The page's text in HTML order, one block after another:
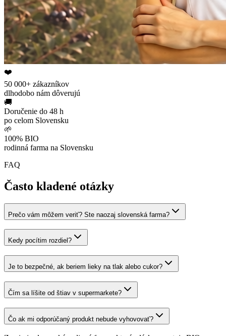
❤️
50 000+ zákazníkov
dlhodobo nám dôverujú
🚚
Doručenie do 48 h
po celom Slovensku
🌱
100% BIO
rodinná farma na Slovensku
FAQ
Často kladené otázky
Prečo vám môžem veriť? Ste naozaj slovenská farma?
Kedy pocítim rozdiel?
Je to bezpečné, ak beriem lieky na tlak alebo cukor?
Čím sa líšite od štiav v supermarkete?
Čo ak mi odporúčaný produkt nebude vyhovovať?